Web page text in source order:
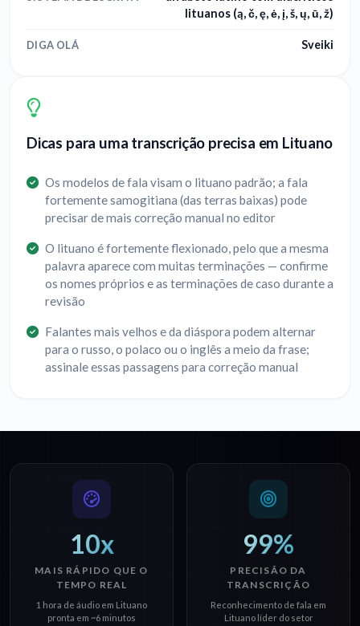
lituanos (ą, č, ę, ė, į, š, ų, ū, ž)
DIGA OLÁ Sveiki
Dicas para uma transcrição precisa em Lituano
Os modelos de fala visam o lituano padrão; a fala
fortemente samogitiana (das terras baixas) pode
precisar de mais correção manual no editor
O lituano é fortemente flexionado, pelo que a mesma
palavra aparece com muitas terminações — confirme
os nomes próprios e as terminações de caso durante a
revisão
Falantes mais velhos e da diáspora podem alternar
para o russo, o polaco ou o inglês a meio da frase;
assinale essas passagens para correção manual
10x
MAIS RÁPIDO QUE O
TEMPO REAL
1 hora de áudio em Lituano
pronta em ~6 minutos
99%
PRECISÃO DA
TRANSCRIÇÃO
Reconhecimento de fala em
Lituano líder do setor